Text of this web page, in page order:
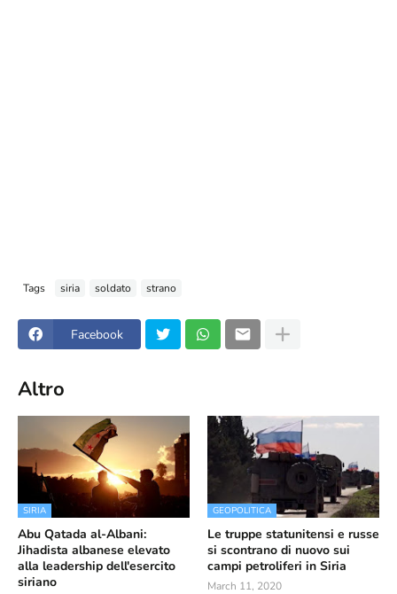
Tags siria soldato strano
Facebook
Altro
SIRIA
Abu Qatada al-Albani:
Jihadista albanese elevato
alla leadership dell'esercito
siriano
GEOPOLITICA
Le truppe statunitensi e russe
si scontrano di nuovo sui
campi petroliferi in Siria
March 11, 2020